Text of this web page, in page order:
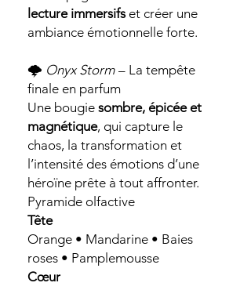
lecture immersifset créer une
ambiance émotionnelle forte.
🌩️ Onyx Storm – La tempête
finale en parfum
Une bougie sombre, épicée et
magnétique, qui capture le
chaos, la transformation et
l’intensité des émotions d’une
héroïne prête à tout affronter.
Pyramide olfactive
Tête
Orange • Mandarine • Baies
roses • Pamplemousse
Cœur